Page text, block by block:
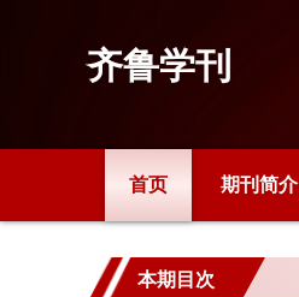
齐鲁学刊
首页 期刊简介
本期目次